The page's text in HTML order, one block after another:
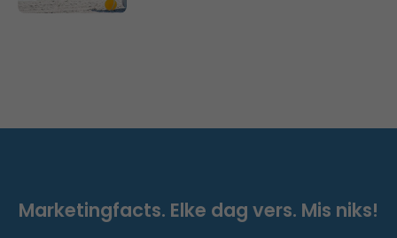
Marketingfacts. Elke dag vers. Mis niks!